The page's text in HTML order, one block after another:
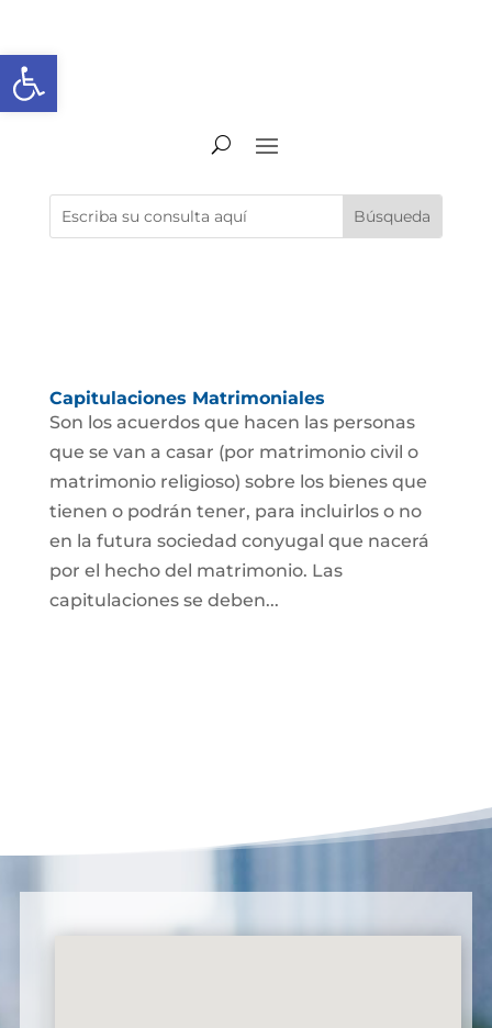
Abrir barra de herramientas
Capitulaciones Matrimoniales
Son los acuerdos que hacen las personas
que se van a casar (por matrimonio civil o
matrimonio religioso) sobre los bienes que
tienen o podrán tener, para incluirlos o no
en la futura sociedad conyugal que nacerá
por el hecho del matrimonio. Las
capitulaciones se deben...